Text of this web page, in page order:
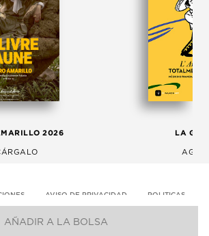
AÑADIR A LA BOLSA
2026 LA
AVISO DE PRIVACIDAD POLITICAS